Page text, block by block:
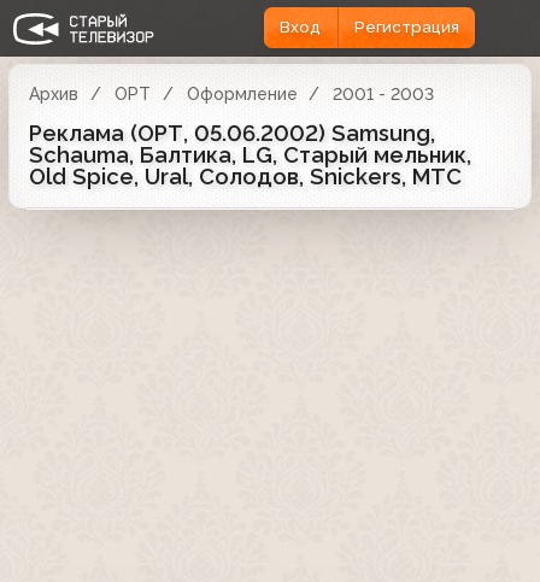
Вход Регистрация
Архив ОРТ Оформление 2001 - 2003
Реклама (ОРТ, 05.06.2002) Samsung,
Schauma, Балтика, LG, Старый мельник,
Old Spice, Ural, Солодов, Snickers, МТС